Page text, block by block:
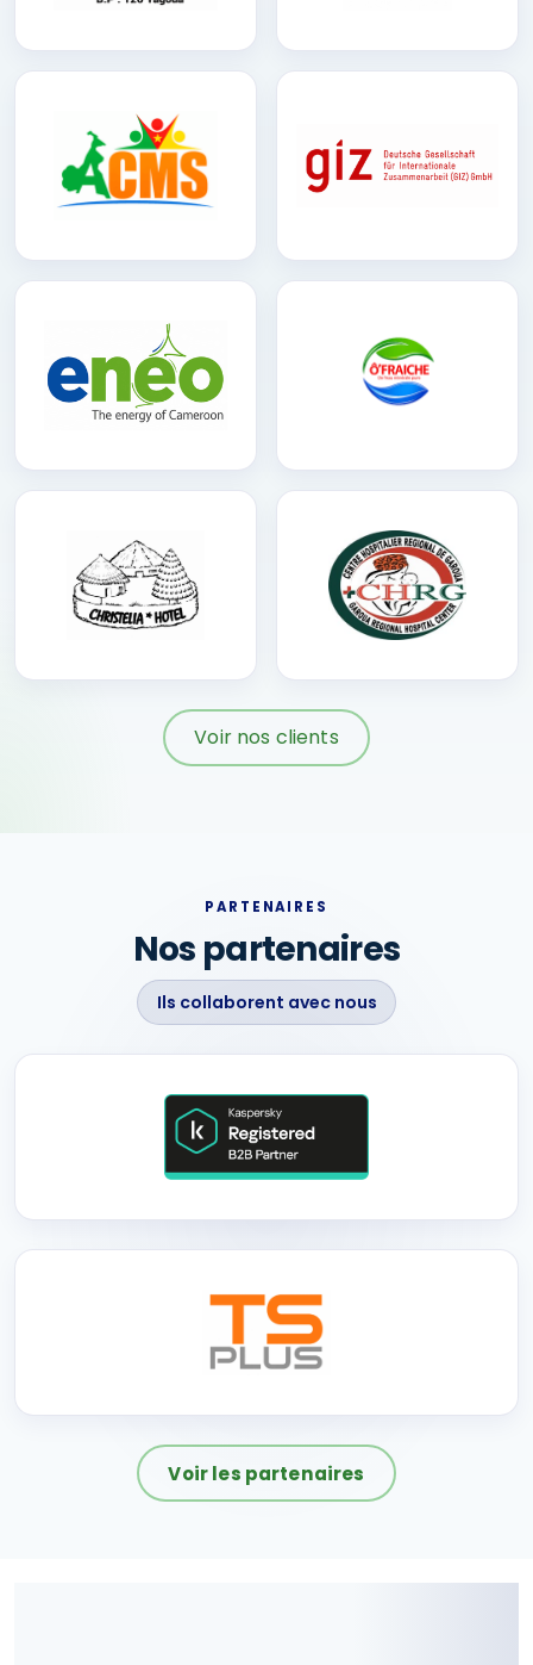
Voir nos clients
PARTENAIRES
Nos partenaires
Ils collaborent avec nous
Voir les partenaires